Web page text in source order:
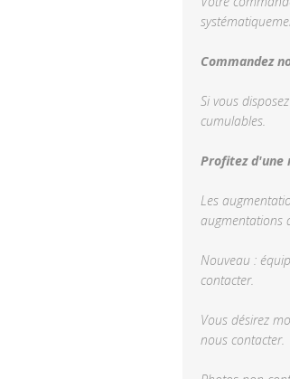
Commandez
Si vous
cumulables.
Profitez d'une
Les
augmentations
Nouveau :
contacter.
Vous désirez
nous contacter.